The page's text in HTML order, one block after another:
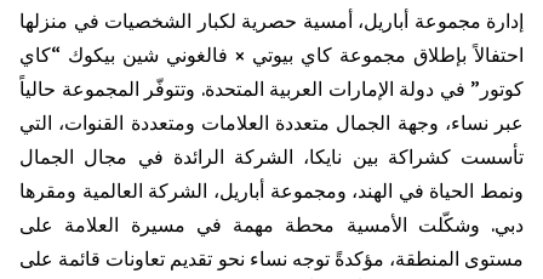
إدارة مجموعة أباريل، أمسية حصرية لكبار الشخصيات في منزلها
احتفالاً بإطلاق مجموعة كاي بيوتي × فالغوني شين بيكوك “كاي
كوتور ” في دولة الإمارات العربية المتحدة. وتتوفّر المجموعة حالياً
عبر نساء، وجهة الجمال متعددة العلامات ومتعددة القنوات، التي
تأسست كشراكة بين نايكا، الشركة الرائدة في مجال الجمال
ونمط الحياة في الهند، ومجموعة أباريل، الشركة العالمية ومقرها
دبي. وشكّلت الأمسية محطة مهمة في مسيرة العلامة على
مستوى المنطقة، مؤكدةً توجه نساء نحو تقديم تعاونات قائمة على